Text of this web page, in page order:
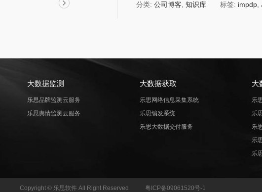
分类: 公司博客, 知识库 标签: impdp,
大数据监测
乐思品牌监测云服务
乐思舆情监测云服务
大数据获取
乐思网络信息采集系统
乐思编发系统
乐思大数据交付服务
大
乐
乐
乐
乐
乐
Copyright © 乐思软件 All Right Reserved 粤ICP备09061520号-1